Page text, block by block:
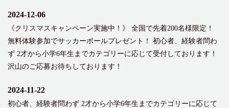
2024-12-06
《クリスマスキャンペーン実施中！》 全国で先着200名様限定！
無料体験参加でサッカーボールプレゼント！ 初心者、経験者問わ
ず 2才から小学6年生までカテゴリーに応じて受付しております！
沢山のご応募お待ちしております！
2024-11-22
初心者、経験者問わず 2才から小学6年生までカテゴリーに応じて